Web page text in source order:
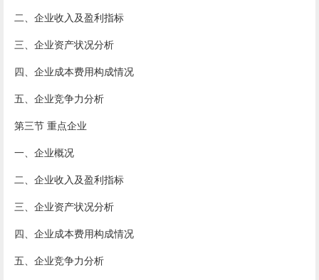
二、企业收入及盈利指标
三、企业资产状况分析
四、企业成本费用构成情况
五、企业竞争力分析
第三节 重点企业
一、企业概况
二、企业收入及盈利指标
三、企业资产状况分析
四、企业成本费用构成情况
五、企业竞争力分析